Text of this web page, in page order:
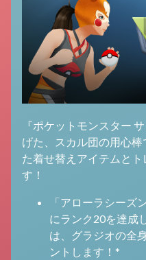
『ポケットモンスター
げた、スカル団の用心
た着せ替えアイテムと
す！
「アローラシーズ
にランク20を達成
は、グラジオの全
ントします！*